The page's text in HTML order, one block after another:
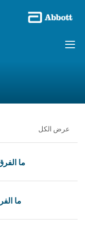
عرض الكل
ما
ما